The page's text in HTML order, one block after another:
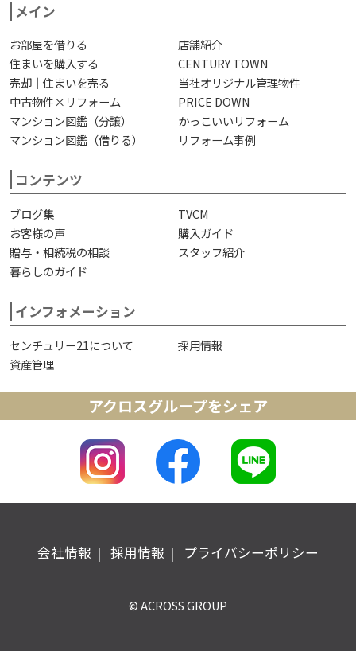
メイン
お部屋を借りる
店舗紹介
住まいを購入する
CENTURY TOWN
売却｜住まいを売る
当社オリジナル管理物件
中古物件×リフォーム
PRICE DOWN
マンション図鑑（分譲）
かっこいいリフォーム
マンション図鑑（借りる）
リフォーム事例
コンテンツ
ブログ集
TVCM
お客様の声
購入ガイド
贈与・相続税の相談
スタッフ紹介
暮らしのガイド
インフォメーション
センチュリー21について
採用情報
資産管理
アクロスグループをシェア
会社情報 採用情報 プライバシーポリシー
© ACROSS GROUP